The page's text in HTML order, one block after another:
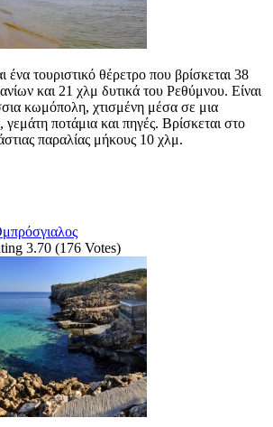
ένα τουριστικό θέρετρο που βρίσκεται 38
και 21 χλμ δυτικά του Ρεθύμνου. Είναι
κωμόπολη, χτισμένη μέσα σε μια
γεμάτη ποτάμια και πηγές. Βρίσκεται στο
παραλίας μήκους 10 χλμ.
3.70 (176 Votes)